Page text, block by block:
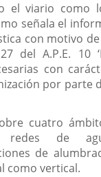
el viario como
señala el
con motivo
del A.P.E. 10
con
por parte
cuatro
redes de
de
como vertical.